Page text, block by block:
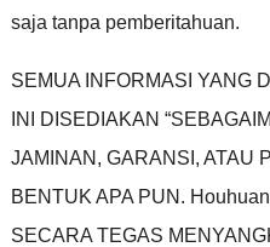
saja tanpa pemberitahuan.
SEMUA INFORMASI YANG
INI DISEDIAKAN “
JAMINAN , GARANSI , ATAU
BENTUK APA PUN .
SECARA TEGAS